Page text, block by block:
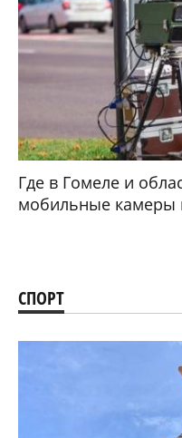
Где в Гомеле и
мобильные камеры
СПОРТ